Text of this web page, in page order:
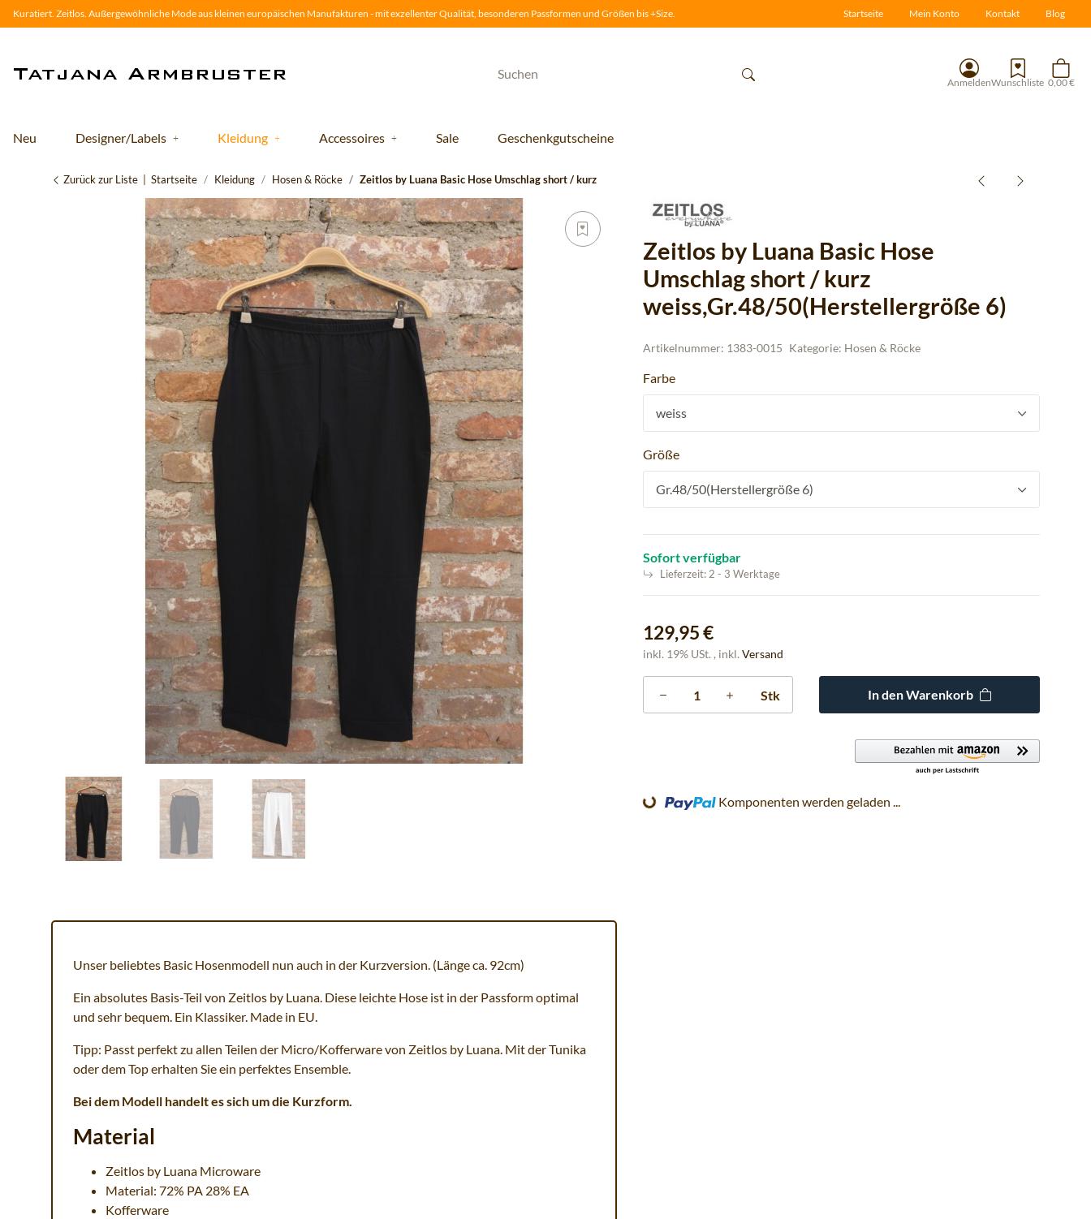
Kuratiert. Zeitlos. Außergewöhnliche Mode aus kleinen europäischen Manufakturen - mit exzellenter Qualität, besonderen Passformen und Größen bis +Size. Startseite Mein Konto Kontakt Blog
AnmeldenWunschliste 0,00 €
Neu Designer/Labels Kleidung Accessoires Sale Geschenkgutscheine
Zurück zur Liste Startseite Kleidung Hosen & Röcke Zeitlos by Luana Basic Hose Umschlag short / kurz
Zeitlos by Luana Basic Hose
Umschlag short / kurz
weiss,Gr.48/50(Herstellergröße 6)
Artikelnummer: 1383-0015 Kategorie: Hosen & Röcke
Farbe
weiss
Größe
Gr.48/50(Herstellergröße 6)
Sofort verfügbar
Lieferzeit:2 - 3 Werktage
129,95 €
inkl. 19% USt. , inkl.Versand
Stk In den Warenkorb
Loading... Komponenten werden geladen ...
Unser beliebtes Basic Hosenmodell nun auch in der Kurzversion. (Länge ca. 92cm)
Ein absolutes Basis-Teil von Zeitlos by Luana. Diese leichte Hose ist in der Passform optimal
und sehr bequem. Ein Klassiker. Made in EU.
Tipp: Passt perfekt zu allen Teilen der Micro/Kofferware von Zeitlos by Luana. Mit der Tunika
oder dem Top erhalten Sie ein perfektes Ensemble.
Bei dem Modell handelt es sich um die Kurzform.
Material
Zeitlos by Luana Microware
Material: 72% PA 28% EA
Kofferware